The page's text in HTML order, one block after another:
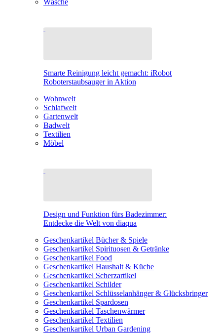
Wäsche
Smarte Reinigung leicht gemacht: iRobot
Roboterstaubsauger in Aktion
Wohnwelt
Schlafwelt
Gartenwelt
Badwelt
Textilien
Möbel
Design und Funktion fürs Badezimmer:
Entdecke die Welt von diaqua
Geschenkartikel Bücher & Spiele
Geschenkartikel Spirituosen & Getränke
Geschenkartikel Food
Geschenkartikel Haushalt & Küche
Geschenkartikel Scherzartikel
Geschenkartikel Schilder
Geschenkartikel Schlüsselanhänger & Glücksbringer
Geschenkartikel Spardosen
Geschenkartikel Taschenwärmer
Geschenkartikel Textilien
Geschenkartikel Urban Gardening